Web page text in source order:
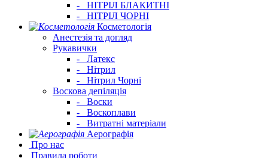
-
НІТРІЛ БЛАКИТНІ
-
НІТРІЛ ЧОРНІ
Косметологія
Анестезія та догляд
Рукавички
-
Латекс
-
Нітрил
-
Нітрил Чорні
Воскова депіляція
-
Воски
-
Воскоплави
-
Витратні матеріали
Аерографія
Про нас
Правила роботи